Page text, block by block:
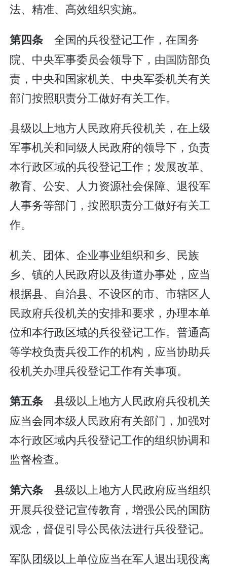
法、精准、高效组织实施。
第四条全国的兵役登记工作，在国务
院、中央军事委员会领导下，由国防部负
责，中央和国家机关、中央军委机关有关
部门按照职责分工做好有关工作。
县级以上地方人民政府兵役机关，在上级
军事机关和同级人民政府的领导下，负责
本行政区域的兵役登记工作；发展改革、
教育、公安、人力资源社会保障、退役军
人事务等部门，按照职责分工做好有关工
作。
机关、团体、企业事业组织和乡、民族
乡、镇的人民政府以及街道办事处，应当
根据县、自治县、不设区的市、市辖区人
民政府兵役机关的安排和要求，办理本单
位和本行政区域的兵役登记工作。普通高
等学校负责兵役工作的机构，应当协助兵
役机关办理兵役登记工作有关事项。
第五条县级以上地方人民政府兵役机关
应当会同本级人民政府有关部门，加强对
本行政区域内兵役登记工作的组织协调和
监督检查。
第六条县级以上地方人民政府应当组织
开展兵役登记宣传教育，增强公民的国防
观念，督促引导公民依法进行兵役登记。
军队团级以上单位应当在军人退出现役离